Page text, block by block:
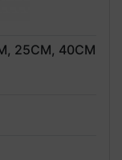
25CM, 40CM